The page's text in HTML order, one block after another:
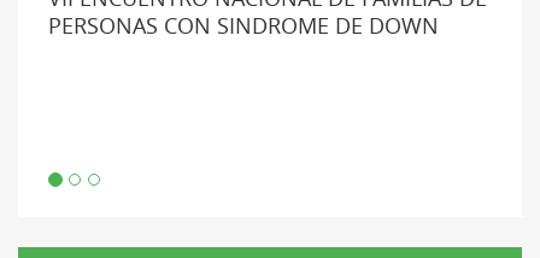
PERSONAS CON SINDROME DE DOWN